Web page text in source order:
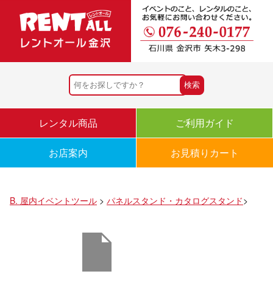
レンタル商品 ご利用ガイド
お店案内 お見積りカート
B. 屋内イベントツール> パネルスタンド・カタログスタンド>